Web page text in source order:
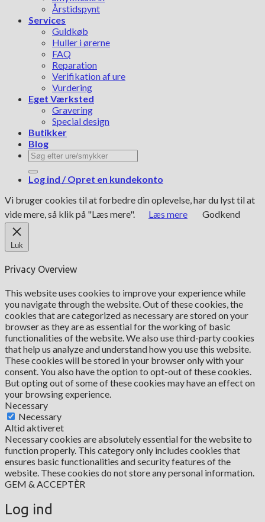
Årstidspynt
Services
Guldkøb
Huller i ørerne
FAQ
Reparation
Verifikation af ure
Vurdering
Eget Værksted
Gravering
Special design
Butikker
Blog
Søg
efter:
Log ind / Opret en kundekonto
Vi bruger cookies til at forbedre din oplevelse, har du lyst til at
vide mere, så klik på "Læs mere".
Læs mere Godkend
Luk
Privacy Overview
This website uses cookies to improve your experience while
you navigate through the website. Out of these cookies, the
cookies that are categorized as necessary are stored on your
browser as they are as essential for the working of basic
functionalities of the website. We also use third-party cookies
that help us analyze and understand how you use this website.
These cookies will be stored in your browser only with your
consent. You also have the option to opt-out of these cookies.
But opting out of some of these cookies may have an effect on
your browsing experience.
Necessary
Necessary
Altid aktiveret
Necessary cookies are absolutely essential for the website to
function properly. This category only includes cookies that
ensures basic functionalities and security features of the
website. These cookies do not store any personal information.
GEM & ACCEPTÈR
Log ind